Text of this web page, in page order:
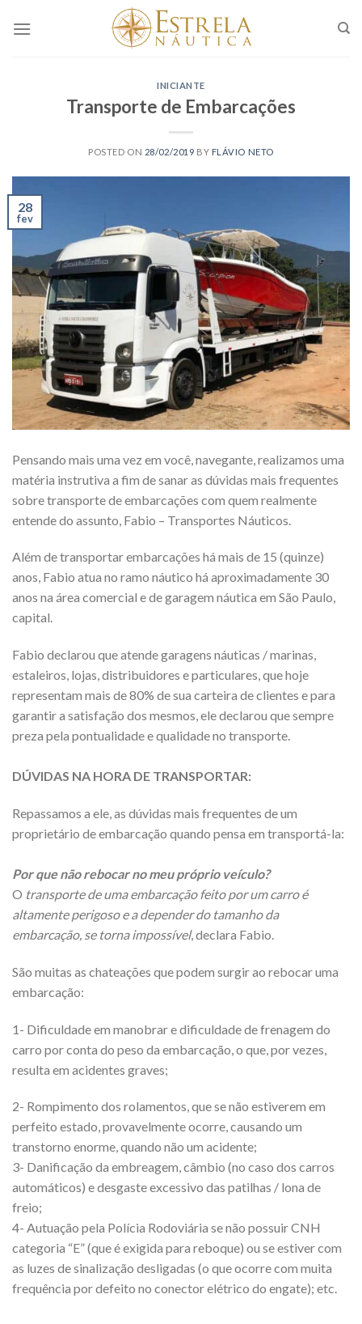
INICIANTE
Transporte de Embarcações
POSTED ON 28/02/2019 BY FLÁVIO NETO
28
fev
Pensando mais uma vez em você, navegante, realizamos uma
matéria instrutiva a fim de sanar as dúvidas mais frequentes
sobre transporte de embarcações com quem realmente
entende do assunto, Fabio – Transportes Náuticos.
Além de transportar embarcações há mais de 15 (quinze)
anos, Fabio atua no ramo náutico há aproximadamente 30
anos na área comercial e de garagem náutica em São Paulo,
capital.
Fabio declarou que atende garagens náuticas / marinas,
estaleiros, lojas, distribuidores e particulares, que hoje
representam mais de 80% de sua carteira de clientes e para
garantir a satisfação dos mesmos, ele declarou que sempre
preza pela pontualidade e qualidade no transporte.
DÚVIDAS NA HORA DE TRANSPORTAR:
Repassamos a ele, as dúvidas mais frequentes de um
proprietário de embarcação quando pensa em transportá-la:
Por que não rebocar no meu próprio veículo?
O transporte de uma embarcação feito por um carro é
altamente perigoso e a depender do tamanho da
embarcação, se torna impossível, declara Fabio.
São muitas as chateações que podem surgir ao rebocar uma
embarcação:
1- Dificuldade em manobrar e dificuldade de frenagem do
carro por conta do peso da embarcação, o que, por vezes,
resulta em acidentes graves;
2- Rompimento dos rolamentos, que se não estiverem em
perfeito estado, provavelmente ocorre, causando um
transtorno enorme, quando não um acidente;
3- Danificação da embreagem, câmbio (no caso dos carros
automáticos) e desgaste excessivo das patilhas / lona de
freio;
4- Autuação pela Polícia Rodoviária se não possuir CNH
categoria “E” (que é exigida para reboque) ou se estiver com
as luzes de sinalização desligadas (o que ocorre com muita
frequência por defeito no conector elétrico do engate); etc.